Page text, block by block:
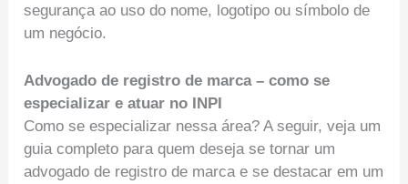
segurança ao uso do nome, logotipo ou símbolo de
um negócio.
Advogado de registro de marca – como se
especializar e atuar no INPI
Como se especializar nessa área? A seguir, veja um
guia completo para quem deseja se tornar um
advogado de registro de marca e se destacar em um